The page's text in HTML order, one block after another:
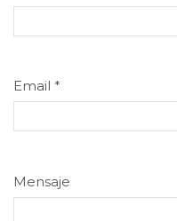
Email *
Mensaje